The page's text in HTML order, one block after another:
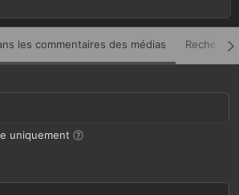
les commentaires des médias
uniquement